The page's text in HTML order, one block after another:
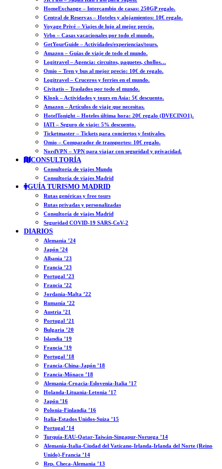
HomeExchange – Intercambio de casas: 250GP regalo.
Central de Reservas – Hoteles y alojamientos: 10€ regalo.
Voyage Privé – Viajes de lujo al mejor precio.
Vrbo – Casas vacacionales por todo el mundo.
GetYourGuide – Actividades/experiencias/tours.
Amazon – Guías de viaje de todo el mundo.
Logitravel – Agencia: circuitos, paquetes, chollos…
Omio – Tren y bus al mejor precio: 10€ de regalo.
Logitravel – Cruceros y ferries en el mundo.
Civitatis – Traslados por todo el mundo.
Klook – Actividades y tours en Asia: 5€ descuento.
Amazon – Artículos de viaje que necesitas.
HotelTonight – Hoteles última hora: 20€ regalo (DVECINO1).
IATI – Seguro de viaje: 5% descuento.
Ticketmaster – Tickets para conciertos y festivales.
Omio – Comparador de transportes: 10€ regalo.
NordVPN – VPN para viajar con seguridad y privacidad.
CONSULTORÍA
Consultoría de viajes Mundo
Consultoría de viajes Madrid
GUÍA TURISMO MADRID
Rutas genéricas y free tours
Rutas privadas y personalizadas
Consultoría de viajes Madrid
Seguridad COVID-19 SARS-CoV-2
DIARIOS
Alemania ’24
Japón ’24
Albania ’23
Francia ’23
Portugal ’23
Francia ’22
Jordania-Malta ’22
Rumanía ’22
Austria ’21
Portugal ’21
Bulgaria ’20
Islandia ’19
Francia ’19
Portugal ’18
Francia-China-Japón ’18
Francia-Mónaco ’18
Alemania-Croacia-Eslovenia-Italia ’17
Holanda-Lituania-Letonia ’17
Japón ’16
Polonia-Finlandia ’16
Italia-Estados Unidos-Suiza ’15
Portugal ’14
Turquía-EAU-Qatar-Taiwán-Singapur-Noruega ’14
Alemania-Italia-Ciudad del Vaticano-Irlanda-Irlanda del Norte (Reino
Unido)-Francia ’14
Rep. Checa-Alemania ’13